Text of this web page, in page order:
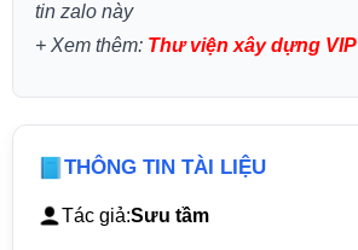
tin zalo này
+ Xem thêm: Thư viện xây dựng VIP
THÔNG TIN TÀI LIỆU
Tác giả:Sưu tầm